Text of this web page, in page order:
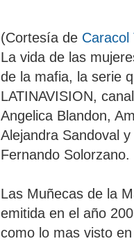
(Cortesía de Caracol
La vida de las
de la mafia, la serie
LATINAVISION,
Angelica Blandon,
Alejandra Sandoval
Fernando Solorzano.
Las Muñecas de la
emitida en el año
como lo mas visto